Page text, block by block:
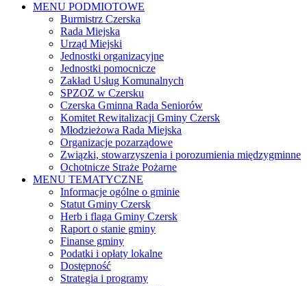
MENU PODMIOTOWE
Burmistrz Czerska
Rada Miejska
Urząd Miejski
Jednostki organizacyjne
Jednostki pomocnicze
Zakład Usług Komunalnych
SPZOZ w Czersku
Czerska Gminna Rada Seniorów
Komitet Rewitalizacji Gminy Czersk
Młodzieżowa Rada Miejska
Organizacje pozarządowe
Związki, stowarzyszenia i porozumienia międzygminne
Ochotnicze Straże Pożarne
MENU TEMATYCZNE
Informacje ogólne o gminie
Statut Gminy Czersk
Herb i flaga Gminy Czersk
Raport o stanie gminy
Finanse gminy
Podatki i opłaty lokalne
Dostępność
Strategia i programy